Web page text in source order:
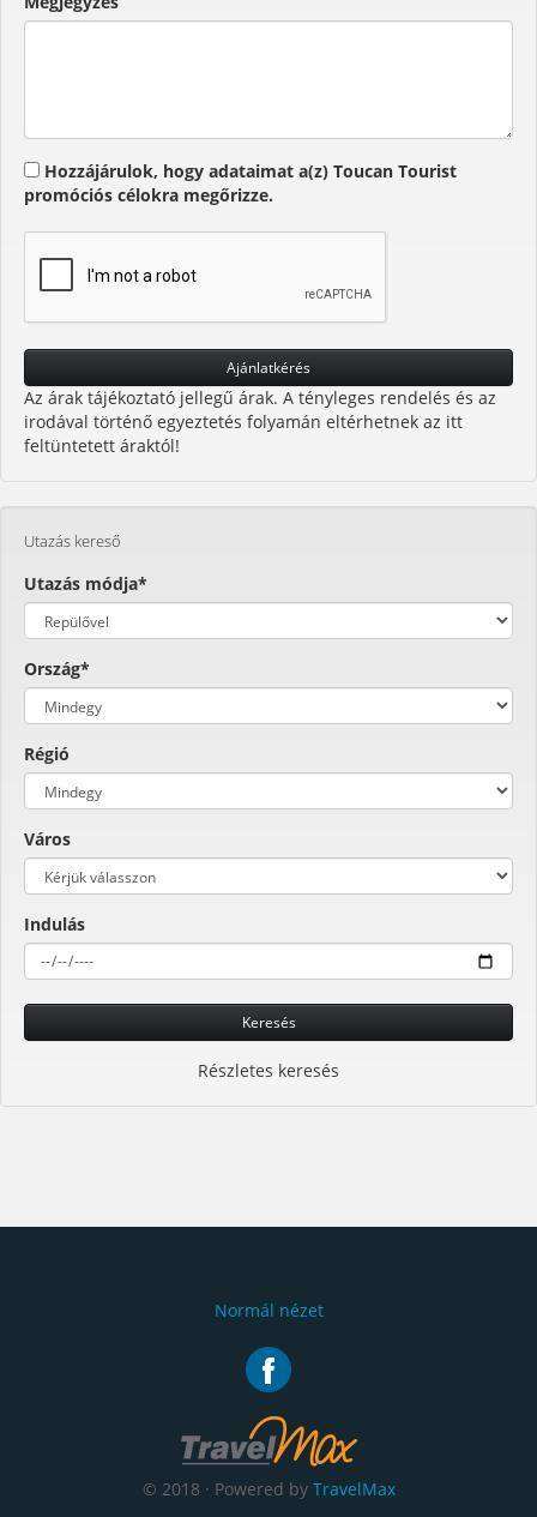
Hozzájárulok, hogy adataimat a(z) Toucan Tourist
promóciós célokra megőrizze.
Az árak tájékoztató jellegű árak. A tényleges rendelés és az
irodával történő egyeztetés folyamán eltérhetnek az itt
feltüntetett áraktól!
Utazás kereső
Utazás módja*
Ország*
Régió
Város
Indulás
Keresés
Részletes keresés
Normál nézet
© 2018 · Powered by TravelMax